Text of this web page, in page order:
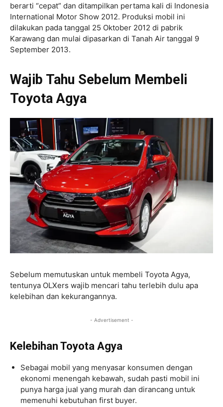
berarti “cepat” dan ditampilkan pertama kali di Indonesia
International Motor Show 2012. Produksi mobil ini
dilakukan pada tanggal 25 Oktober 2012 di pabrik
Karawang dan mulai dipasarkan di Tanah Air tanggal 9
September 2013.
Wajib Tahu Sebelum Membeli
Toyota Agya​
Sebelum memutuskan untuk membeli Toyota Agya,
tentunya OLXers wajib mencari tahu terlebih dulu apa
kelebihan dan kekurangannya.
- Advertisement -
Kelebihan Toyota Agya
Sebagai mobil yang menyasar konsumen dengan
ekonomi menengah kebawah, sudah pasti mobil ini
punya harga jual yang murah dan dirancang untuk
memenuhi kebutuhan first buyer.